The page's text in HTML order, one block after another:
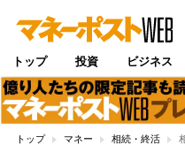
トップ 投資 ビジネス
トップ マネー 相続・終活